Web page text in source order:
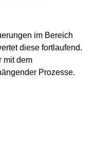
im Bereich
diese fortlaufend.
mit dem
Prozesse.